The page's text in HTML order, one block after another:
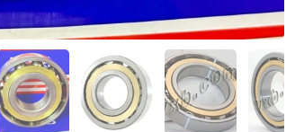
2
la diapositive 3
Afficher la diapositive 4Afficher la diapositive 5
Afficher la